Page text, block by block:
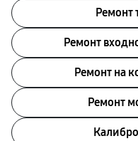
Ремонт
Ремонт
Ремонт на
Ремонт